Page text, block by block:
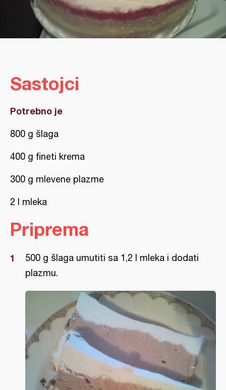
Sastojci
Potrebno je
800 g šlaga
400 g fineti krema
300 g mlevene plazme
2 l mleka
Priprema
500 g šlaga umutiti sa 1,2 l mleka i dodati
plazmu.